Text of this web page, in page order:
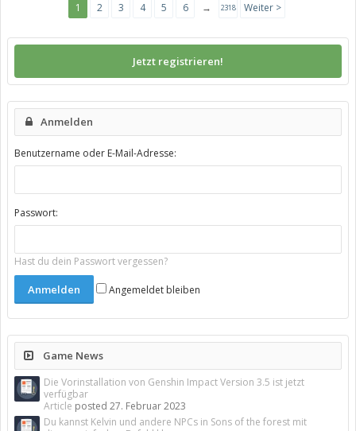
1 2 3 4 5 6 → 2318 Weiter >
Jetzt registrieren!
Anmelden
Benutzername oder E-Mail-Adresse:
Passwort:
Hast du dein Passwort vergessen?
Angemeldet bleiben
Game News
Die Vorinstallation von Genshin Impact Version 3.5 ist jetzt
verfügbar
Article posted 27. Februar 2023
Du kannst Kelvin und andere NPCs in Sons of the forest mit